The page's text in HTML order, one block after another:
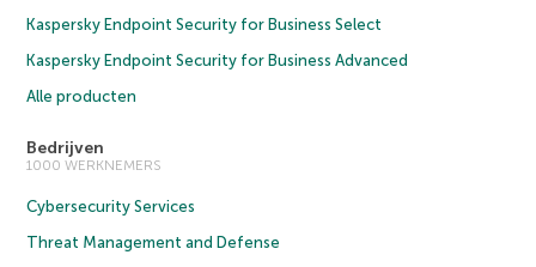
Kaspersky Endpoint Security for Business Select
Kaspersky Endpoint Security for Business Advanced
Alle producten
Bedrijven
1000 WERKNEMERS
Cybersecurity Services
Threat Management and Defense